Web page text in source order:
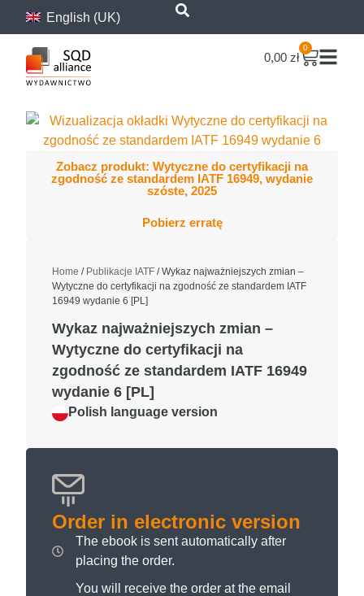
content
English (UK)
0,00 zł
0
Zobacz produkt: Wytyczne do certyfikacji na
zgodność ze standardem IATF 16949, wydanie
szóste, 2025
Pobierz erratę
Home / Publikacje IATF / Wykaz najważniejszych zmian –
Wytyczne do certyfikacji na zgodność ze standardem IATF
16949 wydanie 6 [PL]
Wykaz najważniejszych zmian –
Wytyczne do certyfikacji na
zgodność ze standardem IATF 16949
wydanie 6 [PL]
Polish language version
Order in electronic version
The ebook is sent automatically after
placing the order.
You will receive the order at the email